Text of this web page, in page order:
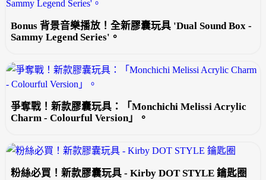
Bonus 背景音樂播放！全新膠囊玩具 'Dual Sound Box -
Sammy Legend Series'。
爭奪戰！新款膠囊玩具：「Monchichi Melissi Acrylic
Charm - Colourful Version」。
粉絲必買！新款膠囊玩具 - Kirby DOT STYLE 鑰匙圈